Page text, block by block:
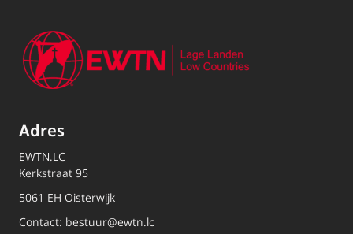
Adres
EWTN.LC
Kerkstraat 95
5061 EH Oisterwijk
Contact: bestuur@ewtn.lc